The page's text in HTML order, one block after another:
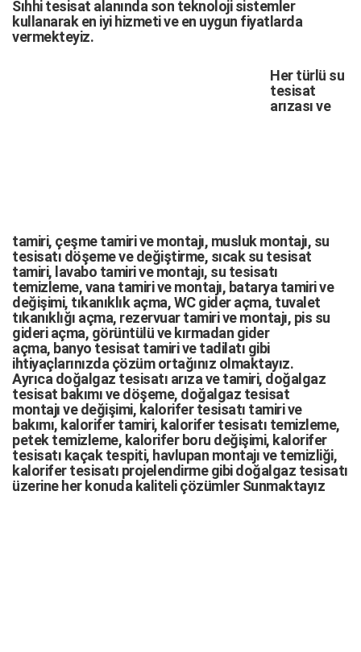
Sıhhi tesisat alanında son teknoloji sistemler
kullanarak en iyi hizmeti ve en uygun fiyatlarda
vermekteyiz.
Her türlü su
tesisat
arızasıve
tamiri, çeşme tamirivemontajı, musluk montajı, su
tesisatı döşemeve değiştirme, sıcak su tesisat
tamiri, lavabo tamirivemontajı, su tesisatı
temizleme,vana tamirivemontajı, batarya tamirive
değişimi, tıkanıklık açma,WC gider açma, tuvalet
tıkanıklığı açma, rezervuar tamirive montajı, pis su
gideri açma, görüntülü ve kırmadan gider
açma, banyo tesisat tamirivetadilatı gibi
ihtiyaçlarınızda çözüm ortağınız olmaktayız.
Ayrıca doğalgaz tesisatı arızave tamiri, doğalgaz
tesisat bakımıve döşeme, doğalgaz tesisat
montajıve değişimi, kalorifer tesisatı tamiri ve
bakımı, kalorifer tamiri, kalorifer tesisatı temizleme,
petek temizleme, kalorifer boru değişimi, kalorifer
tesisatı kaçak tespiti, havlupan montajı ve temizliği,
kalorifer tesisatı projelendirme gibi d oğalgaz tesisatı
üzerine her konuda kaliteli çözümler Sunmaktayız